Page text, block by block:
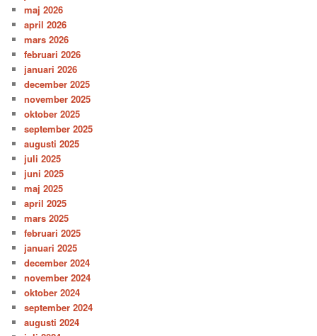
maj 2026
april 2026
mars 2026
februari 2026
januari 2026
december 2025
november 2025
oktober 2025
september 2025
augusti 2025
juli 2025
juni 2025
maj 2025
april 2025
mars 2025
februari 2025
januari 2025
december 2024
november 2024
oktober 2024
september 2024
augusti 2024